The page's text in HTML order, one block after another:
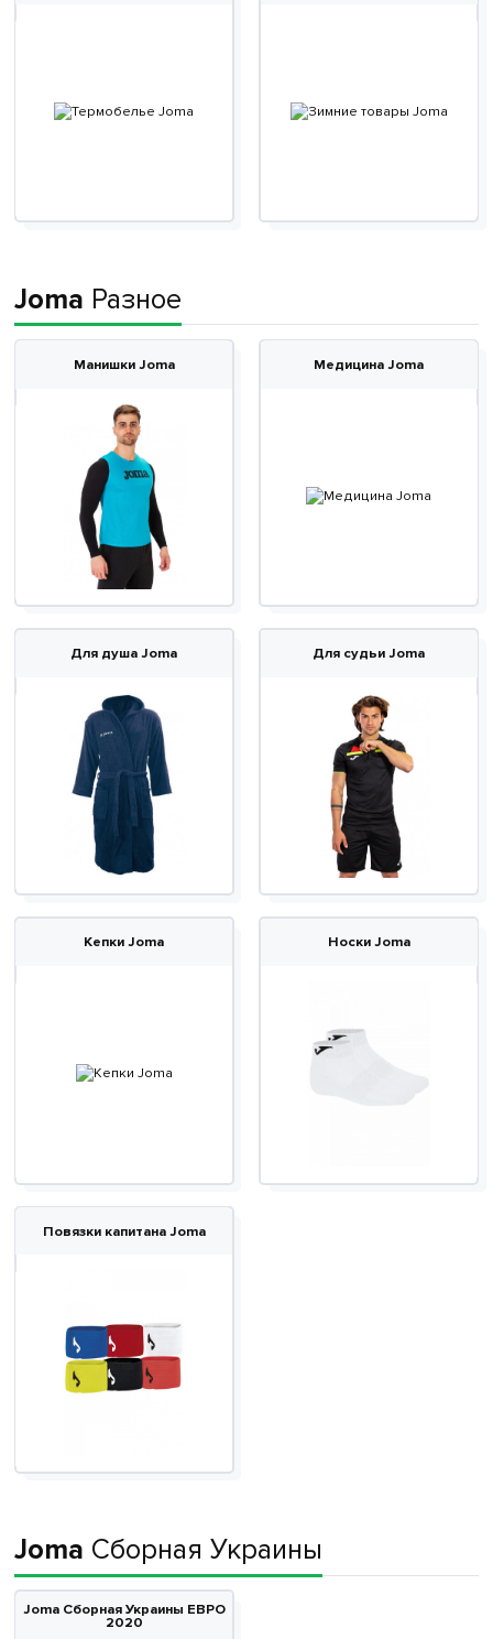
Joma Разное
Манишки Joma Медицина Joma
Для душа Joma Для судьи Joma
Кепки Joma Носки Joma
Повязки капитана Joma
Joma Сборная Украины
Joma Сборная Украины ЕВРО
2020